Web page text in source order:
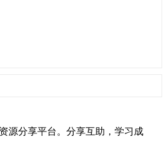
源分享平台。分享互助，学习成